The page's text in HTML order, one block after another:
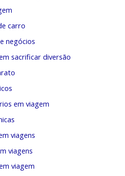
carro
negócios
sacrificar diversão
em viagem
viagens
viagens
viagem